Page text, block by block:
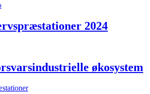
2024
økosystem